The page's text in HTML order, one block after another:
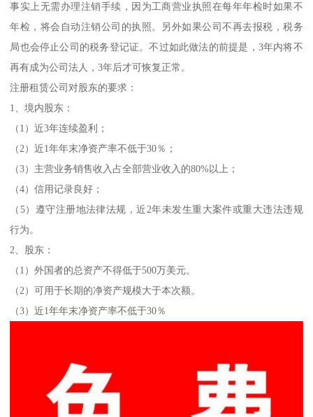
事实上无需办理注销手续，因为工商营业执照在每年年检时如果不
年检，将会自动注销公司的执照。另外如果公司不再去报税，税务
局也会停止公司的税务登记证。不过如此做法的前提是，3年内将不
再有成为公司法人，3年后才可恢复正常。
注册租赁公司对股东的要求：
1、境内股东：
（1）近3年连续盈利；
（2）近1年年末净资产率不低于30％；
（3）主营业务销售收入占全部营业收入的80%以上；
（4）信用记录良好；
（5）遵守注册地法律法规，近2年未发生重大案件或重大违法违规
行为。
2、股东：
（1）外国者的总资产不得低于500万美元。
（2）可用于长期的净资产规模大于本次额。
（3）近1年年末净资产率不低于30％